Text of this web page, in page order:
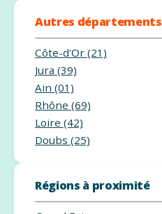
Autres départements
Côte-d'Or (21)
Jura (39)
Ain (01)
Rhône (69)
Loire (42)
Doubs (25)
Régions à proximité